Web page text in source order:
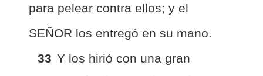
para pelear contra ellos; y el
SEÑOR los entregó en su mano.
33 Y los hirió con una gran